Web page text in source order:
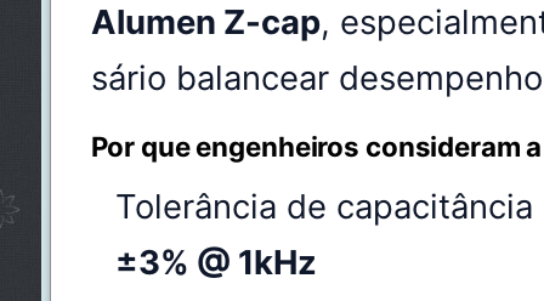
Alumen Z-cap,
sário balancear
Por que engenheiros consideram
Tolerância de
±3% @ 1kHz